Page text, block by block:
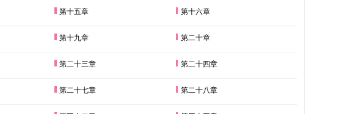
第十五章 第十六章
第十九章 第二十章
第二十三章 第二十四章
第二十七章 第二十八章